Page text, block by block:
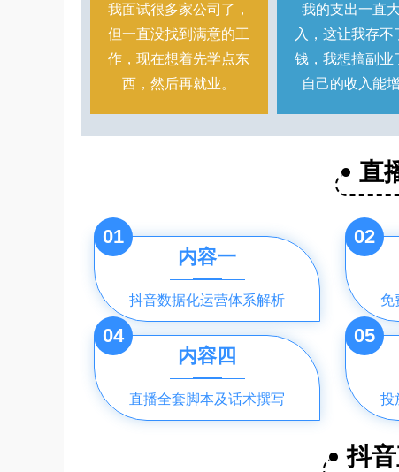
我面试很多家公司了，
但一直没找到满意的工
作，现在想着先学点东
西，然后再就业。
我的支出一直
入，这让我存不
钱，我想搞副业
自己的收入能增
直
01
内容一
抖音数据化运营体系解析
02
免
04
内容四
直播全套脚本及话术撰写
05
投
抖